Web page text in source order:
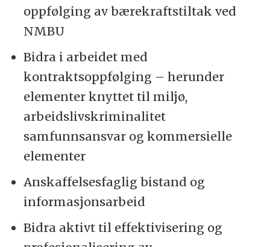
oppfølging av bærekraftstiltak ved
NMBU
Bidra i arbeidet med
kontraktsoppfølging – herunder
elementer knyttet til miljø,
arbeidslivskriminalitet
samfunnsansvar og kommersielle
elementer
Anskaffelsesfaglig bistand og
informasjonsarbeid
Bidra aktivt til effektivisering og